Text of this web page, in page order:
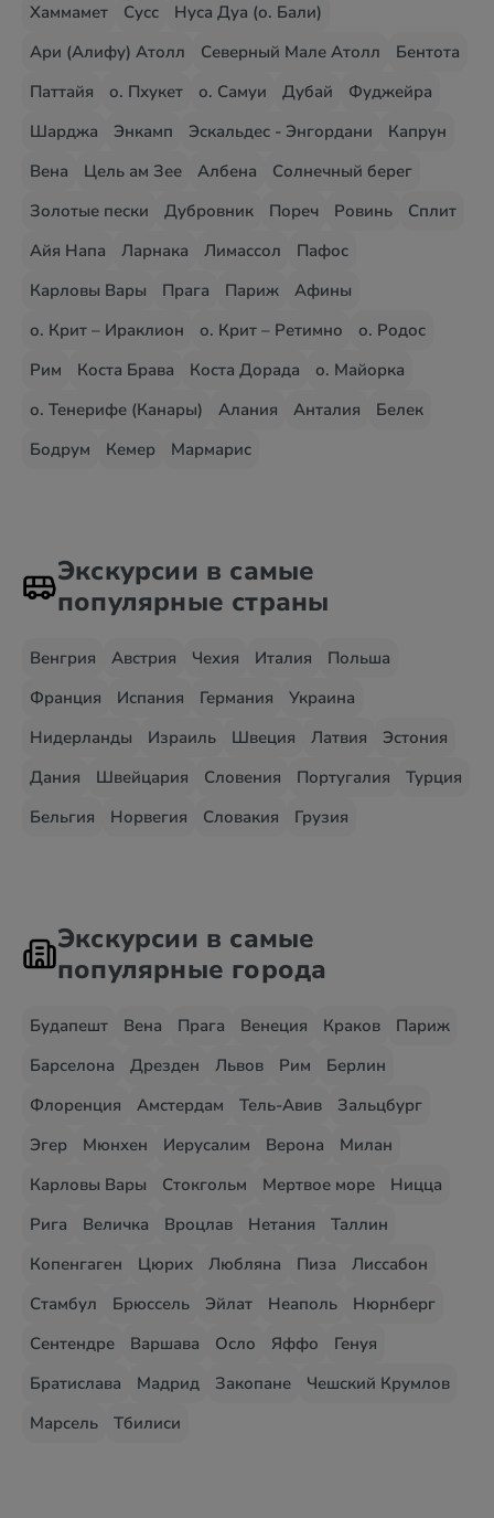
Хаммамет
Сусс
Нуса Дуа (о. Бали)
Ари (Алифу) Атолл
Северный Мале Атолл
Бентота
Паттайя
о. Пхукет о. Самуи Дубай
Фуджейра
Шарджа
Энкамп Эскальдес - Энгордани
Капрун
Вена
Цель ам Зее Албена
Солнечный берег
Золотые пески
Дубровник Пореч Ровинь
Сплит
Айя Напа
Ларнака Лимассол
Пафос
Карловы Вары
Прага Париж
Афины
о. Крит – Ираклион
о. Крит – Ретимно
о. Родос
Рим
Коста Брава Коста Дорада
о. Майорка
о. Тенерифе (Канары)
Алания Анталия
Белек
Бодрум
Кемер Мармарис
Экскурсии в самые
популярные страны
Венгрия Австрия Чехия Италия
Польша
Франция
Испания Германия
Украина
Нидерланды
Израиль Швеция Латвия
Эстония
Дания
Швейцария Словения Португалия
Турция
Бельгия
Норвегия Словакия Грузия
Экскурсии в самые
популярные города
Будапешт Вена Прага Венеция Краков
Париж
Барселона
Дрезден Львов Рим
Берлин
Флоренция
Амстердам Тель-Авив
Зальцбург
Эгер
Мюнхен Иерусалим Верона
Милан
Карловы Вары
Стокгольм Мертвое море
Ницца
Рига
Величка Вроцлав Нетания
Таллин
Копенгаген
Цюрих Любляна Пиза
Лиссабон
Стамбул
Брюссель Эйлат Неаполь
Нюрнберг
Сентендре
Варшава Осло Яффо
Генуя
Братислава
Мадрид Закопане
Чешский Крумлов
Марсель
Тбилиси